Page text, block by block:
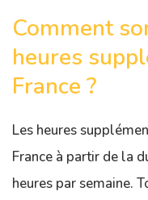
Comment
heures
France ?
Les heures
France à partir de la
heures par semaine.